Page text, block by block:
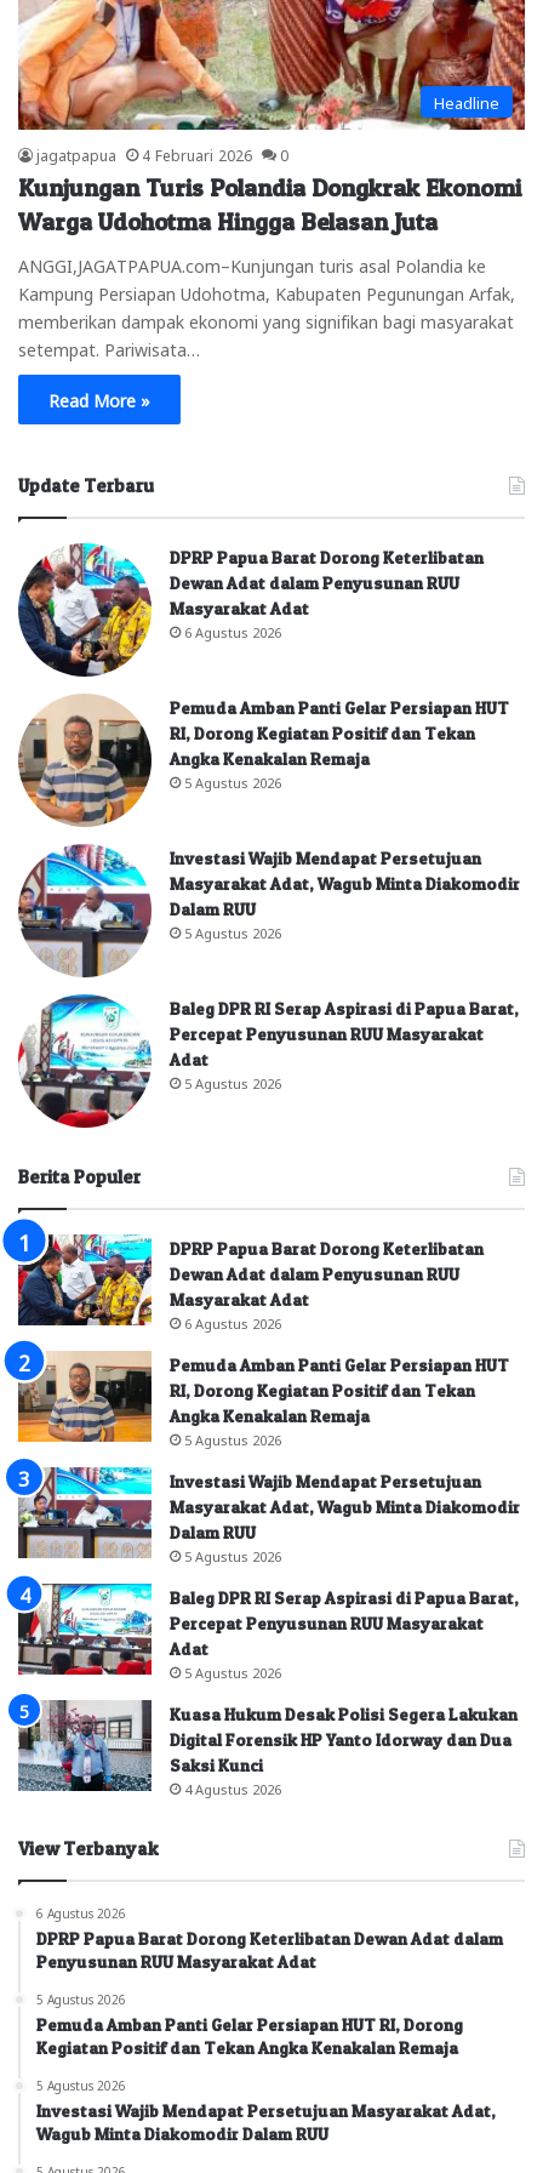
Headline
jagatpapua 4 Februari 2026 0
Kunjungan Turis Polandia Dongkrak Ekonomi
Warga Udohotma Hingga Belasan Juta
ANGGI,JAGATPAPUA.com–Kunjungan turis asal Polandia ke
Kampung Persiapan Udohotma, Kabupaten Pegunungan Arfak,
memberikan dampak ekonomi yang signifikan bagi masyarakat
setempat. Pariwisata…
Read More »
Update Terbaru
DPRP Papua Barat Dorong Keterlibatan
Dewan Adat dalam Penyusunan RUU
Masyarakat Adat
6 Agustus 2026
Pemuda Amban Panti Gelar Persiapan HUT
RI, Dorong Kegiatan Positif dan Tekan
Angka Kenakalan Remaja
5 Agustus 2026
Investasi Wajib Mendapat Persetujuan
Masyarakat Adat, Wagub Minta Diakomodir
Dalam RUU
5 Agustus 2026
Baleg DPR RI Serap Aspirasi di Papua Barat,
Percepat Penyusunan RUU Masyarakat
Adat
5 Agustus 2026
Berita Populer
DPRP Papua Barat Dorong Keterlibatan
Dewan Adat dalam Penyusunan RUU
Masyarakat Adat
6 Agustus 2026
Pemuda Amban Panti Gelar Persiapan HUT
RI, Dorong Kegiatan Positif dan Tekan
Angka Kenakalan Remaja
5 Agustus 2026
Investasi Wajib Mendapat Persetujuan
Masyarakat Adat, Wagub Minta Diakomodir
Dalam RUU
5 Agustus 2026
Baleg DPR RI Serap Aspirasi di Papua Barat,
Percepat Penyusunan RUU Masyarakat
Adat
5 Agustus 2026
Kuasa Hukum Desak Polisi Segera Lakukan
Digital Forensik HP Yanto Idorway dan Dua
Saksi Kunci
4 Agustus 2026
View Terbanyak
6 Agustus 2026
DPRP Papua Barat Dorong Keterlibatan Dewan Adat dalam
Penyusunan RUU Masyarakat Adat
5 Agustus 2026
Pemuda Amban Panti Gelar Persiapan HUT RI, Dorong
Kegiatan Positif dan Tekan Angka Kenakalan Remaja
5 Agustus 2026
Investasi Wajib Mendapat Persetujuan Masyarakat Adat,
Wagub Minta Diakomodir Dalam RUU